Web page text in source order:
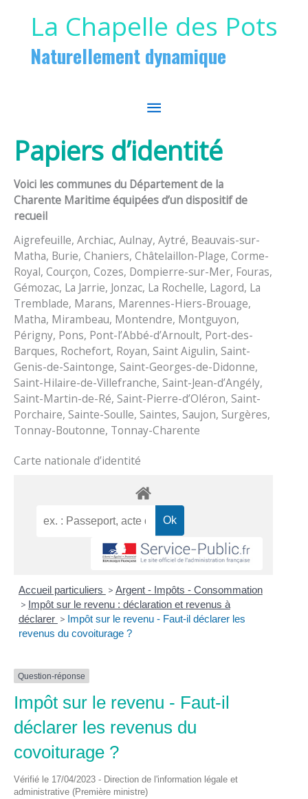
La Chapelle des Pots
Naturellement dynamique
MENU
PRINCIPAL
Papiers d’identité
Voici les communes du Département de la
Charente Maritime équipées d’un dispositif de
recueil
Aigrefeuille, Archiac, Aulnay, Aytré, Beauvais-sur-
Matha, Burie, Chaniers, Châtelaillon-Plage, Corme-
Royal, Courçon, Cozes, Dompierre-sur-Mer, Fouras,
Gémozac, La Jarrie, Jonzac, La Rochelle, Lagord, La
Tremblade, Marans, Marennes-Hiers-Brouage,
Matha, Mirambeau, Montendre, Montguyon,
Périgny, Pons, Pont-l’Abbé-d’Arnoult, Port-des-
Barques, Rochefort, Royan, Saint Aigulin, Saint-
Genis-de-Saintonge, Saint-Georges-de-Didonne,
Saint-Hilaire-de-Villefranche, Saint-Jean-d’Angély,
Saint-Martin-de-Ré, Saint-Pierre-d’Oléron, Saint-
Porchaire, Sainte-Soulle, Saintes, Saujon, Surgères,
Tonnay-Boutonne, Tonnay-Charente
Carte nationale d’identité
Accueil particuliers > Argent - Impôts - Consommation
> Impôt sur le revenu : déclaration et revenus à
déclarer > Impôt sur le revenu - Faut-il déclarer les
revenus du covoiturage ?
Question-réponse
Impôt sur le revenu - Faut-il
déclarer les revenus du
covoiturage ?
Vérifié le 17/04/2023 - Direction de l'information légale et
administrative (Première ministre)